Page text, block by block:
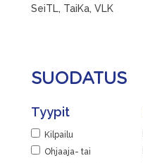
SeiTL, TaiKa, VLK
SUODATUS
Tyypit
Kilpailu
Ohjaaja- tai